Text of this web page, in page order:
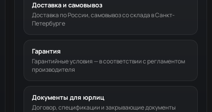
Доставка и самовывоз
Доставка по России, самовывоз со склада в Санкт-
Петербурге
Гарантия
Гарантийные условия — в соответствии с регламентом
производителя
Документы для юрлиц
Договор, спецификации и закрывающие документы